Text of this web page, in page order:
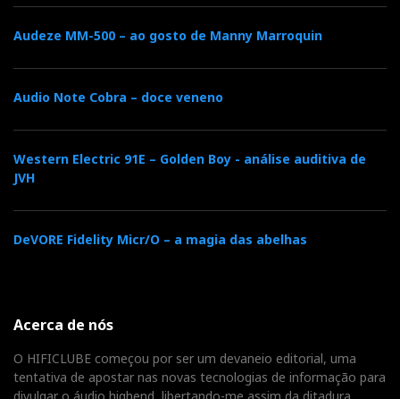
Audeze MM-500 – ao gosto de Manny Marroquin
Audio Note Cobra – doce veneno
Western Electric 91E – Golden Boy - análise auditiva de
JVH
DeVORE Fidelity Micr/O – a magia das abelhas
Acerca de nós
O HIFICLUBE começou por ser um devaneio editorial, uma
tentativa de apostar nas novas tecnologias de informação para